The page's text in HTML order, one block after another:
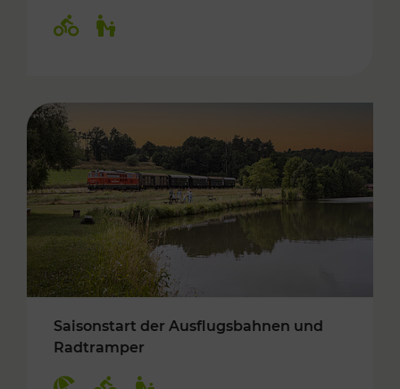
Saisonstart der Ausflugsbahnen und
Radtramper